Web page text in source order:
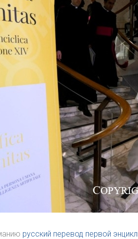
русский перевод первой